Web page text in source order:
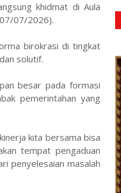
khidmat di Aula
07/2026).
birokrasi di tingkat
solutif.
besar pada formasi
pemerintahan yang
kita bersama bisa
tempat pengaduan
penyelesaian masalah